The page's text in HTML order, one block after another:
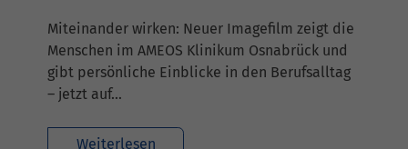
Miteinander wirken: Neuer Imagefilm zeigt die
Menschen im AMEOS Klinikum Osnabrück und
gibt persönliche Einblicke in den Berufsalltag
– jetzt auf…
Weiterlesen